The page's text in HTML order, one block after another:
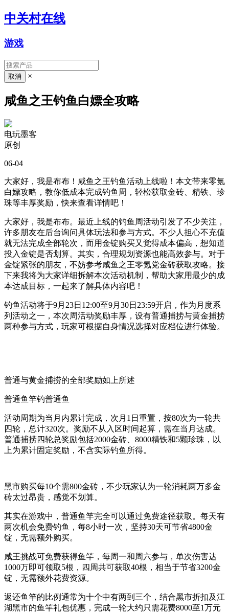
中关村在线
游戏
×
咸鱼之王钓鱼白嫖全攻略
电玩墨客
原创
06-04
大家好，我是布布！咸鱼之王钓鱼活动上线啦！本文带来零氪
白嫖攻略，教你低成本完成钓鱼周，轻松获取金砖、精铁、珍
珠等丰厚奖励，快来查看详情吧！
大家好，我是布布。最近上线的钓鱼周活动引发了不少关注，
许多朋友在后台询问具体玩法和参与方式。不少人担心不充值
就无法完成全部轮次，而用金锭购买又觉得成本偏高，想知道
投入金锭是否划算。其实，合理规划资源也能高效参与。对于
金锭紧张的朋友，不妨参考咸鱼之王零氪党金砖获取攻略。接
下来我将为大家详细拆解本次活动机制，帮助大家用最少的成
本达成目标，一起来了解具体内容吧！
钓鱼活动将于9月23日12:00至9月30日23:59开启，作为月度系
列活动之一，本次周活动奖励丰厚，设有普通捕捞与黄金捕捞
两种参与方式，玩家可根据自身情况选择对应档位进行体验。
普通与黄金捕捞的全部奖励如上所述
普通鱼竿钓普通鱼
活动周期为当月内累计完成，次月1日重置，按80次为一轮共
四轮，总计320次。奖励不从入区时间起算，需在当月达成。
普通捕捞四轮总奖励包括2000金砖、8000精铁和5颗珍珠，以
上为累计固定奖励，不含实际钓鱼所得。
黑市购买每10个需800金砖，不少玩家认为一轮消耗两万多金
砖太过昂贵，感觉不划算。
其实在游戏中，普通鱼竿完全可以通过免费途径获取。每天有
两次机会免费钓鱼，每8小时一次，坚持30天可节省4800金
锭，无需额外购买。
咸王挑战可免费获得鱼竿，每周一和周六参与，单次伤害达
1000万即可领取5根，四周共可获取40根，相当于节省3200金
锭，无需额外花费资源。
返还鱼竿的比例通常为十个中有两到三个，结合黑市折扣及江
湖黑市的鱼竿礼包优惠，完成一轮大约只需花费8000至1万元